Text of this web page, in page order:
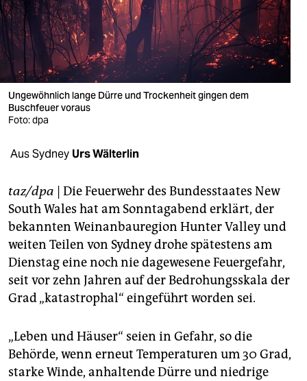
wahrheit
verlag
verlag
veranstaltungen
shop
fragen & hilfe
abo
genossenschaft
epaper login
Ungewöhnlich lange Dürre und Trockenheit gingen dem
Buschfeuer voraus
Foto: dpa
Aus Sydney Urs Wälterlin
taz/dpa | Die Feuerwehr des Bundesstaates New
South Wales hat am Sonntagabend erklärt, der
bekannten Weinanbauregion Hunter Valley und
weiten Teilen von Sydney drohe spätestens am
Dienstag eine noch nie dagewesene Feuergefahr,
seit vor zehn Jahren auf der Bedrohungsskala der
Grad „katastrophal“ eingeführt worden sei.
„Leben und Häuser“ seien in Gefahr, so die
Behörde, wenn erneut Temperaturen um 30 Grad,
starke Winde, anhaltende Dürre und niedrige